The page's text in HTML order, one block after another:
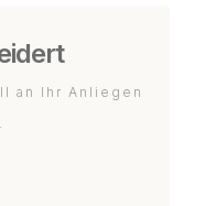
an Ihr Anliegen